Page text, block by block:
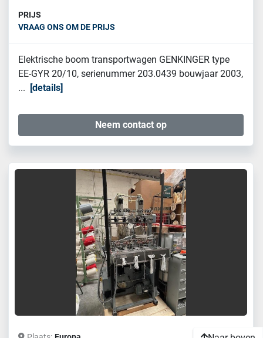
PRIJS
VRAAG ONS OM DE PRIJS
Elektrische boom transportwagen GENKINGER type
EE-GYR 20/10, serienummer 203.0439 bouwjaar 2003,
...
details
Neem contact op